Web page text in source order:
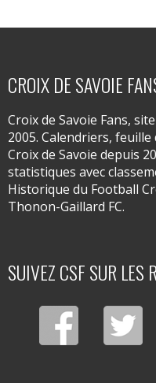
CROIX DE SAVOIE
Croix de Savoie Fans,
2005. Calendriers,
Croix de Savoie depuis
statistiques avec
Historique du Football
Thonon-Gaillard FC.
SUIVEZ CSF SUR LES